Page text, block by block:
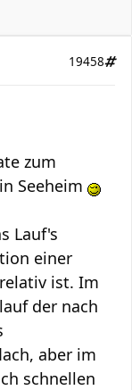
19458
zum
Seeheim
Lauf's
einer
ist. Im
der nach
aber im
schnellen